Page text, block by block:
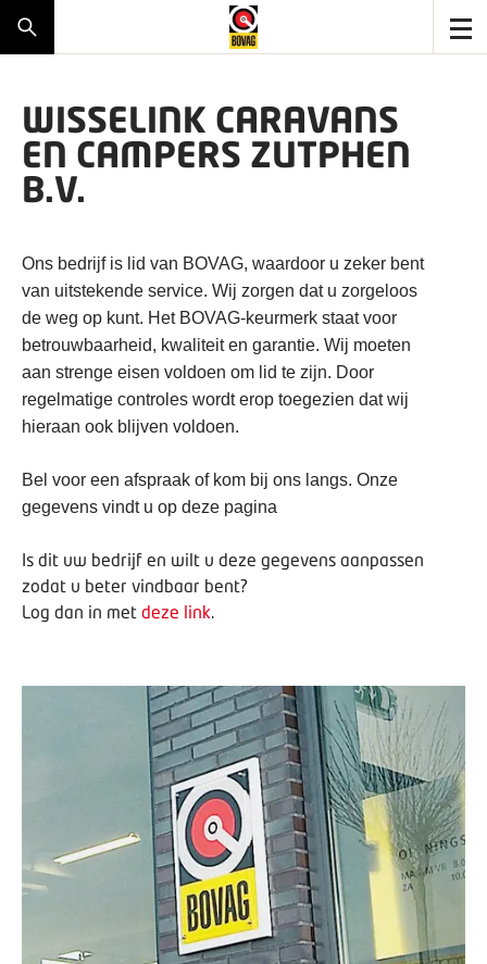
WISSELINK CARAVANS
EN CAMPERS ZUTPHEN
B.V.
Ons bedrijf is lid van BOVAG, waardoor u zeker bent
van uitstekende service. Wij zorgen dat u zorgeloos
de weg op kunt. Het BOVAG-keurmerk staat voor
betrouwbaarheid, kwaliteit en garantie. Wij moeten
aan strenge eisen voldoen om lid te zijn. Door
regelmatige controles wordt erop toegezien dat wij
hieraan ook blijven voldoen.
Bel voor een afspraak of kom bij ons langs. Onze
gegevens vindt u op deze pagina
Is dit uw bedrijf en wilt u deze gegevens aanpassen
zodat u beter vindbaar bent?
Log dan in met deze link.